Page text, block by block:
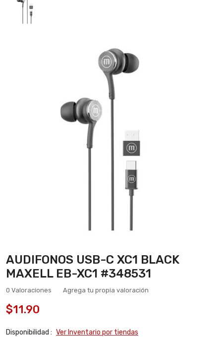
AUDIFONOS USB-C XC1 BLACK
MAXELL EB-XC1 #348531
0 Valoraciones Agrega tu propia valoración
$11.90
Disponibilidad : Ver Inventario por tiendas